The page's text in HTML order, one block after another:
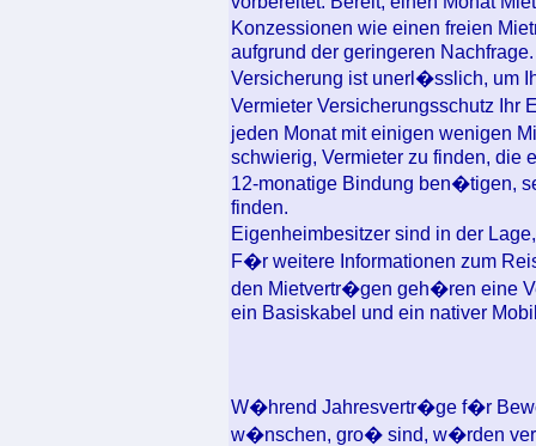
Konzessionen wie einen freien
aufgrund der geringeren
Versicherung ist unerl�sslich, um
Vermieter Versicherungsschutz Ihr
jeden Monat mit einigen wenigen
schwierig, Vermieter zu finden, die
12-monatige Bindung ben�tigen,
finden.
Eigenheimbesitzer sind in der
F�r weitere Informationen zum
den Mietvertr�gen geh�ren eine
ein Basiskabel und ein nativer
W�hrend Jahresvertr�ge f�r
w�nschen, gro� sind, w�rden